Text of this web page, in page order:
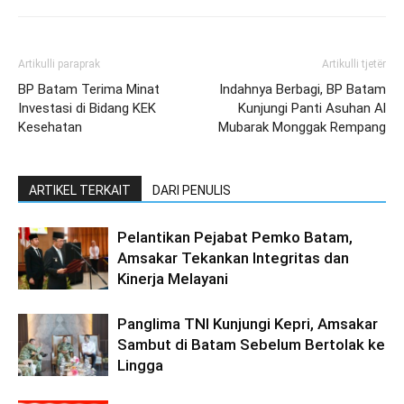
Artikulli paraprak
BP Batam Terima Minat
Investasi di Bidang KEK
Kesehatan
Artikulli tjetër
Indahnya Berbagi, BP Batam
Kunjungi Panti Asuhan Al
Mubarak Monggak Rempang
ARTIKEL TERKAIT DARI PENULIS
Pelantikan Pejabat Pemko Batam,
Amsakar Tekankan Integritas dan
Kinerja Melayani
Panglima TNI Kunjungi Kepri, Amsakar
Sambut di Batam Sebelum Bertolak ke
Lingga